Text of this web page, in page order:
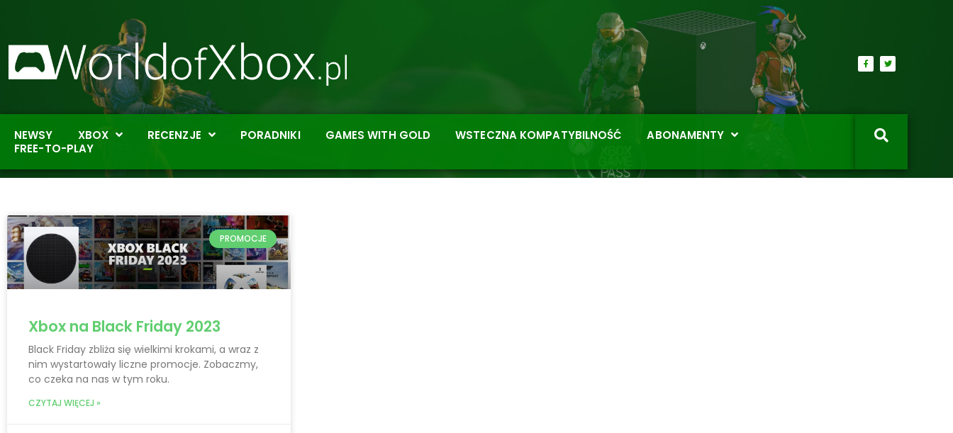
NEWSY XBOX RECENZJE PORADNIKI GAMES WITH GOLD WSTECZNA KOMPATYBILNOŚĆ
ABONAMENTY
FREE-TO-PLAY
PROMOCJE
Xbox na Black Friday 2023
Black Friday zbliża się wielkimi krokami, a wraz z
nim wystartowały liczne promocje. Zobaczmy,
co czeka na nas w tym roku.
CZYTAJ WIĘCEJ »